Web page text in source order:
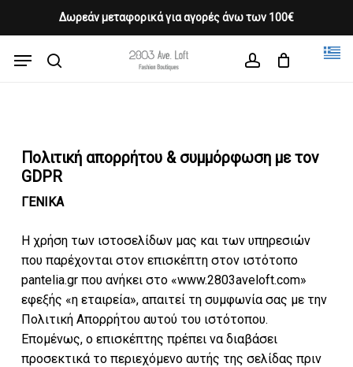
Δωρεάν μεταφορικά για αγορές άνω των 100€
content
Menu
Cart CLOSE
CART
Πολιτική απορρήτου & συμμόρφωση με τον
GDPR
ΓΕΝΙΚΑ
Η χρήση των ιστοσελίδων μας και των υπηρεσιών
που παρέχονται στον επισκέπτη στον ιστότοπο
pantelia.gr που ανήκει στο «www.2803aveloft.com»
εφεξής «η εταιρεία», απαιτεί τη συμφωνία σας με την
Πολιτική Απορρήτου αυτού του ιστότοπου.
Επομένως, ο επισκέπτης πρέπει να διαβάσει
προσεκτικά το περιεχόμενο αυτής της σελίδας πριν
Close